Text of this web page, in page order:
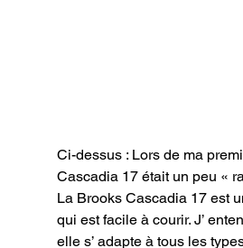
Ci-dessus : Lors de ma
Cascadia 17 était un peu «
La Brooks Cascadia 17 est
qui est facile à courir. J’
elle s’ adapte à tous les